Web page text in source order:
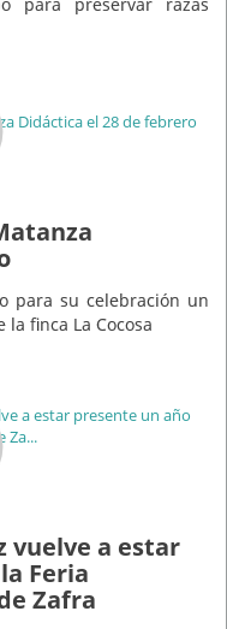
para su celebración un
finca La Cocosa
vuelve a estar
Feria
Zafra